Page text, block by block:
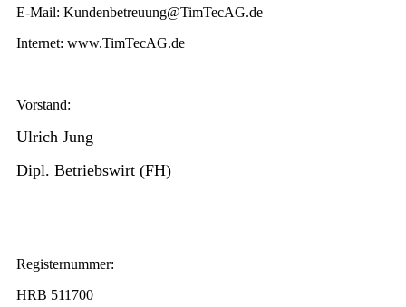
E-Mail: Kundenbetreuung@TimTecAG.de
Internet: www.TimTecAG.de
Vorstand:
Ulrich Jung
Dipl. Betriebswirt (FH)
Registernummer:
HRB 511700